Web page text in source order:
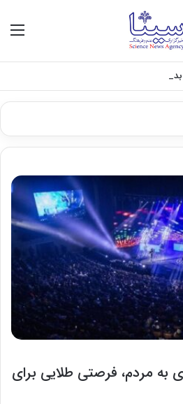
تغذیه خطرناک می‌شود
به مردم، فرصتی طلایی برای